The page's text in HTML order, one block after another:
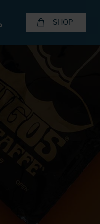
account SHOP